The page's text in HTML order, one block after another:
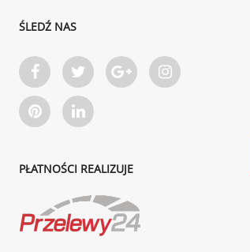
ŚLEDŹ NAS
PŁATNOŚCI REALIZUJE